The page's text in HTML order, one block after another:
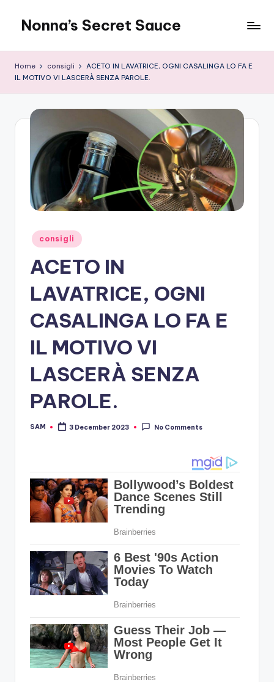
content
Nonna’s Secret Sauce
Home consigli
ACETO IN LAVATRICE, OGNI CASALINGA LO FA E
IL MOTIVO VI LASCERÀ SENZA PAROLE.
Posted
in
consigli
ACETO IN
LAVATRICE, OGNI
CASALINGA LO FA E
IL MOTIVO VI
LASCERÀ SENZA
PAROLE.
Posted
SAM 3 December 2023 No Comments